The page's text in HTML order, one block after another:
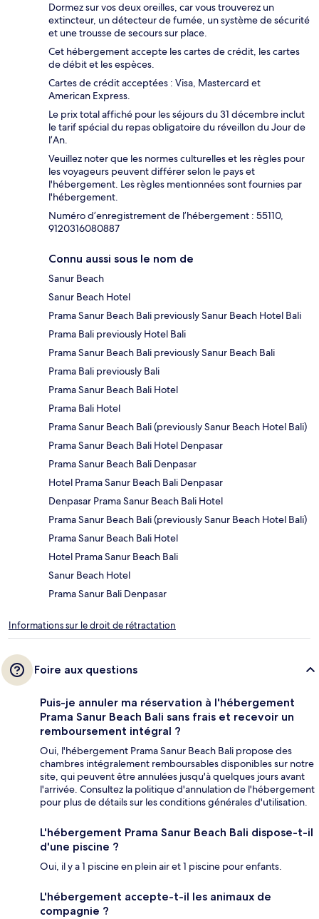
Dormez sur vos deux oreilles, car vous trouverez un
extincteur, un détecteur de fumée, un système de sécurité
et une trousse de secours sur place.
Cet hébergement accepte les cartes de crédit, les cartes
de débit et les espèces.
Cartes de crédit acceptées : Visa, Mastercard et
American Express.
Le prix total affiché pour les séjours du 31 décembre inclut
le tarif spécial du repas obligatoire du réveillon du Jour de
l’An.
Veuillez noter que les normes culturelles et les règles pour
les voyageurs peuvent différer selon le pays et
l'hébergement. Les règles mentionnées sont fournies par
l'hébergement.
Numéro d’enregistrement de l’hébergement : 55110,
9120316080887
Connu aussi sous le nom de
Sanur Beach
Sanur Beach Hotel
Prama Sanur Beach Bali previously Sanur Beach Hotel Bali
Prama Bali previously Hotel Bali
Prama Sanur Beach Bali previously Sanur Beach Bali
Prama Bali previously Bali
Prama Sanur Beach Bali Hotel
Prama Bali Hotel
Prama Sanur Beach Bali (previously Sanur Beach Hotel Bali)
Prama Sanur Beach Bali Hotel Denpasar
Prama Sanur Beach Bali Denpasar
Hotel Prama Sanur Beach Bali Denpasar
Denpasar Prama Sanur Beach Bali Hotel
Prama Sanur Beach Bali (previously Sanur Beach Hotel Bali)
Prama Sanur Beach Bali Hotel
Hotel Prama Sanur Beach Bali
Sanur Beach Hotel
Prama Sanur Bali Denpasar
Informations sur le droit de rétractation
Foire aux questions
Puis-je annuler ma réservation à l'hébergement
Prama Sanur Beach Bali sans frais et recevoir un
remboursement intégral ?
Oui, l'hébergement Prama Sanur Beach Bali propose des
chambres intégralement remboursables disponibles sur notre
site, qui peuvent être annulées jusqu'à quelques jours avant
l'arrivée. Consultez la politique d'annulation de l'hébergement
pour plus de détails sur les conditions générales d'utilisation.
L'hébergement Prama Sanur Beach Bali dispose-t-il
d'une piscine ?
Oui, il y a 1 piscine en plein air et 1 piscine pour enfants.
L'hébergement accepte-t-il les animaux de
compagnie ?